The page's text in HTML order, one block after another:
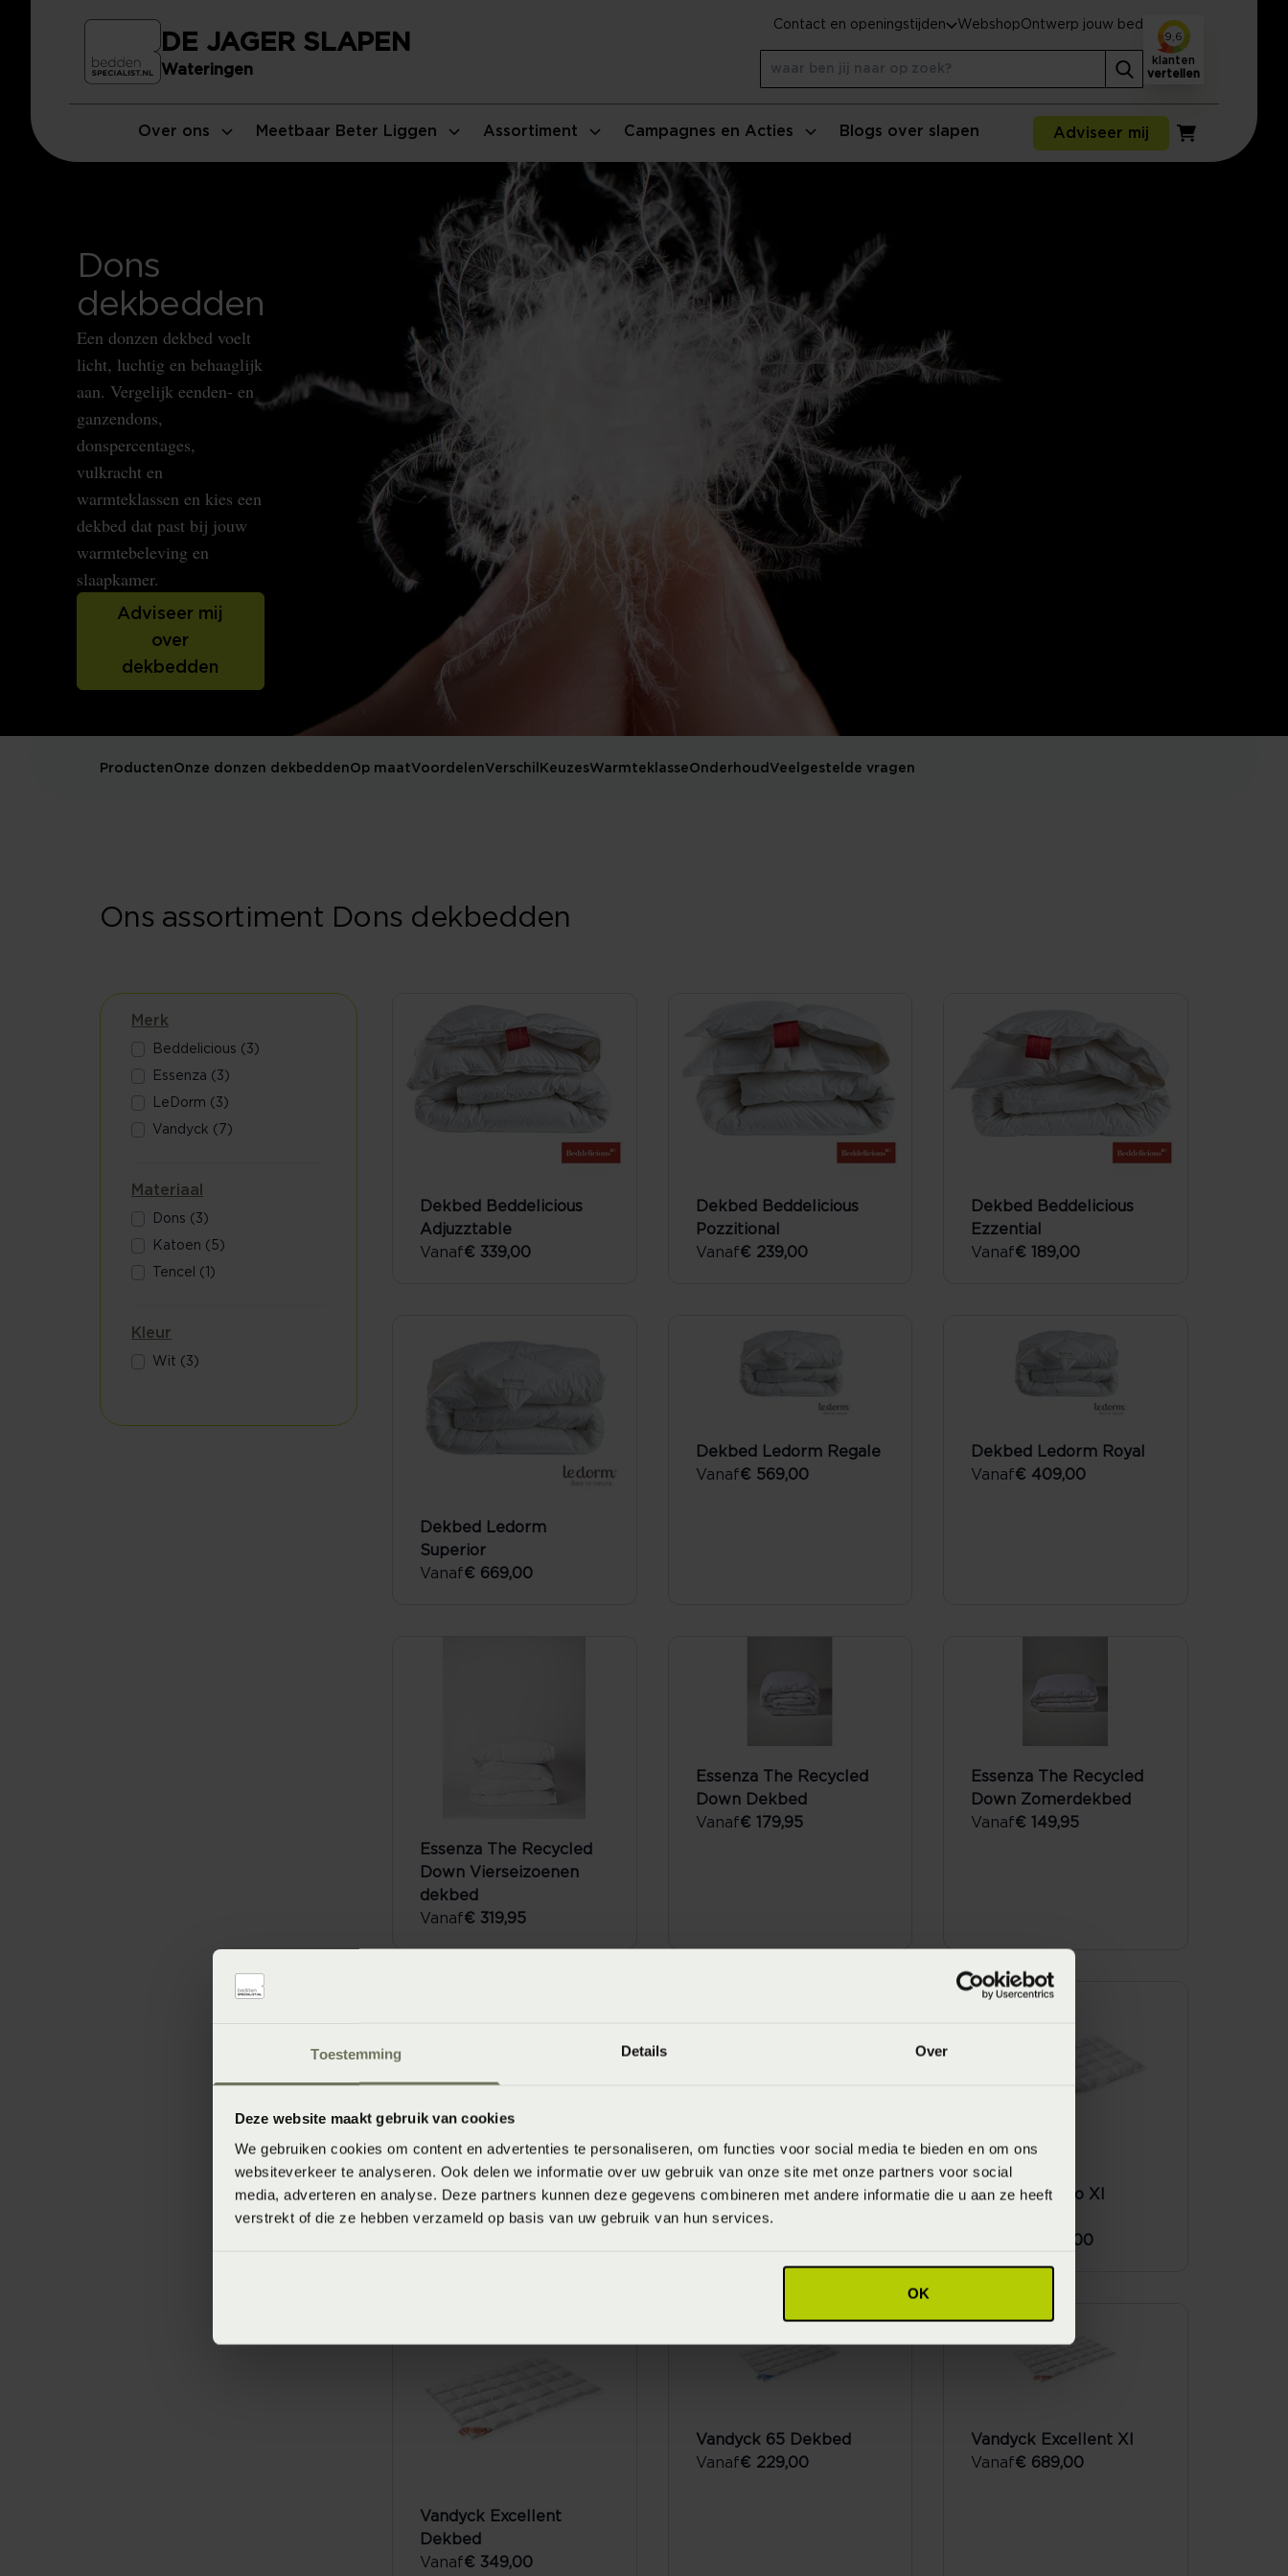
Toestemming Details Over
Deze website maakt gebruik van cookies
We gebruiken cookies om content en advertenties te personaliseren, om functies voor social media te bieden en om ons
websiteverkeer te analyseren. Ook delen we informatie over uw gebruik van onze site met onze partners voor social
media, adverteren en analyse. Deze partners kunnen deze gegevens combineren met andere informatie die u aan ze heeft
verstrekt of die ze hebben verzameld op basis van uw gebruik van hun services.
OK
Over ons Meetbaar Beter Liggen Assortiment Campagnes en Acties Blogs over slapen Adviseer mij
Winkelwagen
DE JAGER SLAPEN
Wateringen
Contact en openingstijden WebshopOntwerp jouw bed
9,6
klanten
vertellen
Dons
dekbedden
Een donzen dekbed voelt
licht, luchtig en behaaglijk
aan. Vergelijk eenden- en
ganzendons,
donspercentages,
vulkracht en
warmteklassen en kies een
dekbed dat past bij jouw
warmtebeleving en
slaapkamer.
Adviseer mij
over
dekbedden
ProductenOnze donzen dekbeddenOp maatVoordelenVerschil KeuzesWarmteklasseOnderhoud Veelgestelde vragen
Ons assortiment Dons dekbedden
Merk
Beddelicious (3)
Essenza (3)
LeDorm (3)
Vandyck (7)
Materiaal
Dons (3)
Katoen (5)
Tencel (1)
Kleur
Wit (3)
Dekbed Beddelicious
Adjuzztable
Vanaf€ 339,00
Dekbed Beddelicious
Pozzitional
Vanaf€ 239,00
Dekbed Beddelicious
Ezzential
Vanaf€ 189,00
Dekbed Ledorm
Superior
Vanaf€ 669,00
Dekbed Ledorm Regale
Vanaf€ 569,00
Dekbed Ledorm Royal
Vanaf€ 409,00
Essenza The Recycled
Down Vierseizoenen
dekbed
Vanaf€ 319,95
Essenza The Recycled
Down Dekbed
Vanaf€ 179,95
Essenza The Recycled
Down Zomerdekbed
Vanaf€ 149,95
Vandyck Superior
Dekbed
Vandyck Dekbedden
Astro
Vandyck Astro Xl
€ 1.089,00
Vandyck Excellent
Dekbed
Vanaf€ 349,00
Vandyck 65 Dekbed
Vanaf€ 229,00
Vandyck Excellent Xl
Vanaf€ 689,00